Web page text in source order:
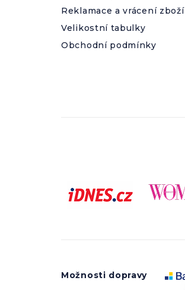
Reklamace a vrácení zboží
Velikostní tabulky
Obchodní podmínky
Možnosti dopravy